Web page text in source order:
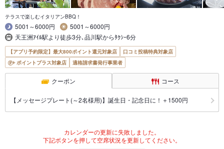
テラスで楽しむイタリアンBBQ！
5001～6000円
5001～6000円
天王洲ｱｲﾙ駅より徒歩3分､品川駅からﾀｸｼｰ6分
【アプリ予約限定】最大800ポイント還元対象店
口コミ投稿特典対象店
ポイントプラス対象店
適格請求書発行事業者
クーポン コース
【メッセージプレート(～2名様用)】誕生日・記念日に！＋1500円
カレンダーの更新に失敗しました。
下記ボタンを押して空席状況を更新してください。